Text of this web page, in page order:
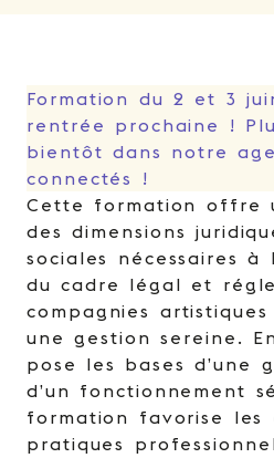
Formation du 2 et 3
rentrée prochaine !
bientôt dans notre
connectés !
Cette formation offre
des dimensions
sociales nécessaires à
du cadre légal et
compagnies
une gestion sereine.
pose les bases d’une
d’un fonctionnement
formation favorise les
pratiques